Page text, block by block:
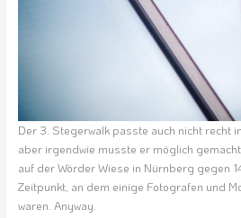
Der 3. Stegerwalk passte auch nicht recht
aber irgendwie musste er möglich
auf der Wörder Wiese in Nürnberg gegen
Zeitpunkt, an dem einige Fotografen und
waren. Anyway.